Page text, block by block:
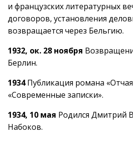
и французских литературных
договоров, установления
возвращается через Бельгию.
1932, ок. 28 ноября
Берлин.
1934Публикация романа
«Современные записки».
1934, 10 мая Родился Дмитрий
Набоков.